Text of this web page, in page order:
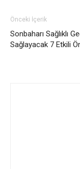
Önceki İçerik
Sonbaharı Sağlıklı
Sağlayacak 7 Etkili